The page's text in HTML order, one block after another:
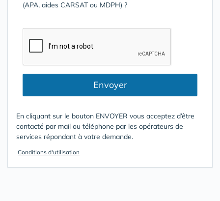
(APA, aides CARSAT ou MDPH) ?
Envoyer
En cliquant sur le bouton ENVOYER vous acceptez d’être
contacté par mail ou téléphone par les opérateurs de
services répondant à votre demande.
Conditions d'utilisation